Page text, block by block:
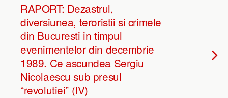
RAPORT: Dezastrul,
diversiunea, teroristii si crimele
din Bucuresti in timpul
evenimentelor din decembrie
1989. Ce ascundea Sergiu
Nicolaescu sub presul
“revolutiei” (IV)